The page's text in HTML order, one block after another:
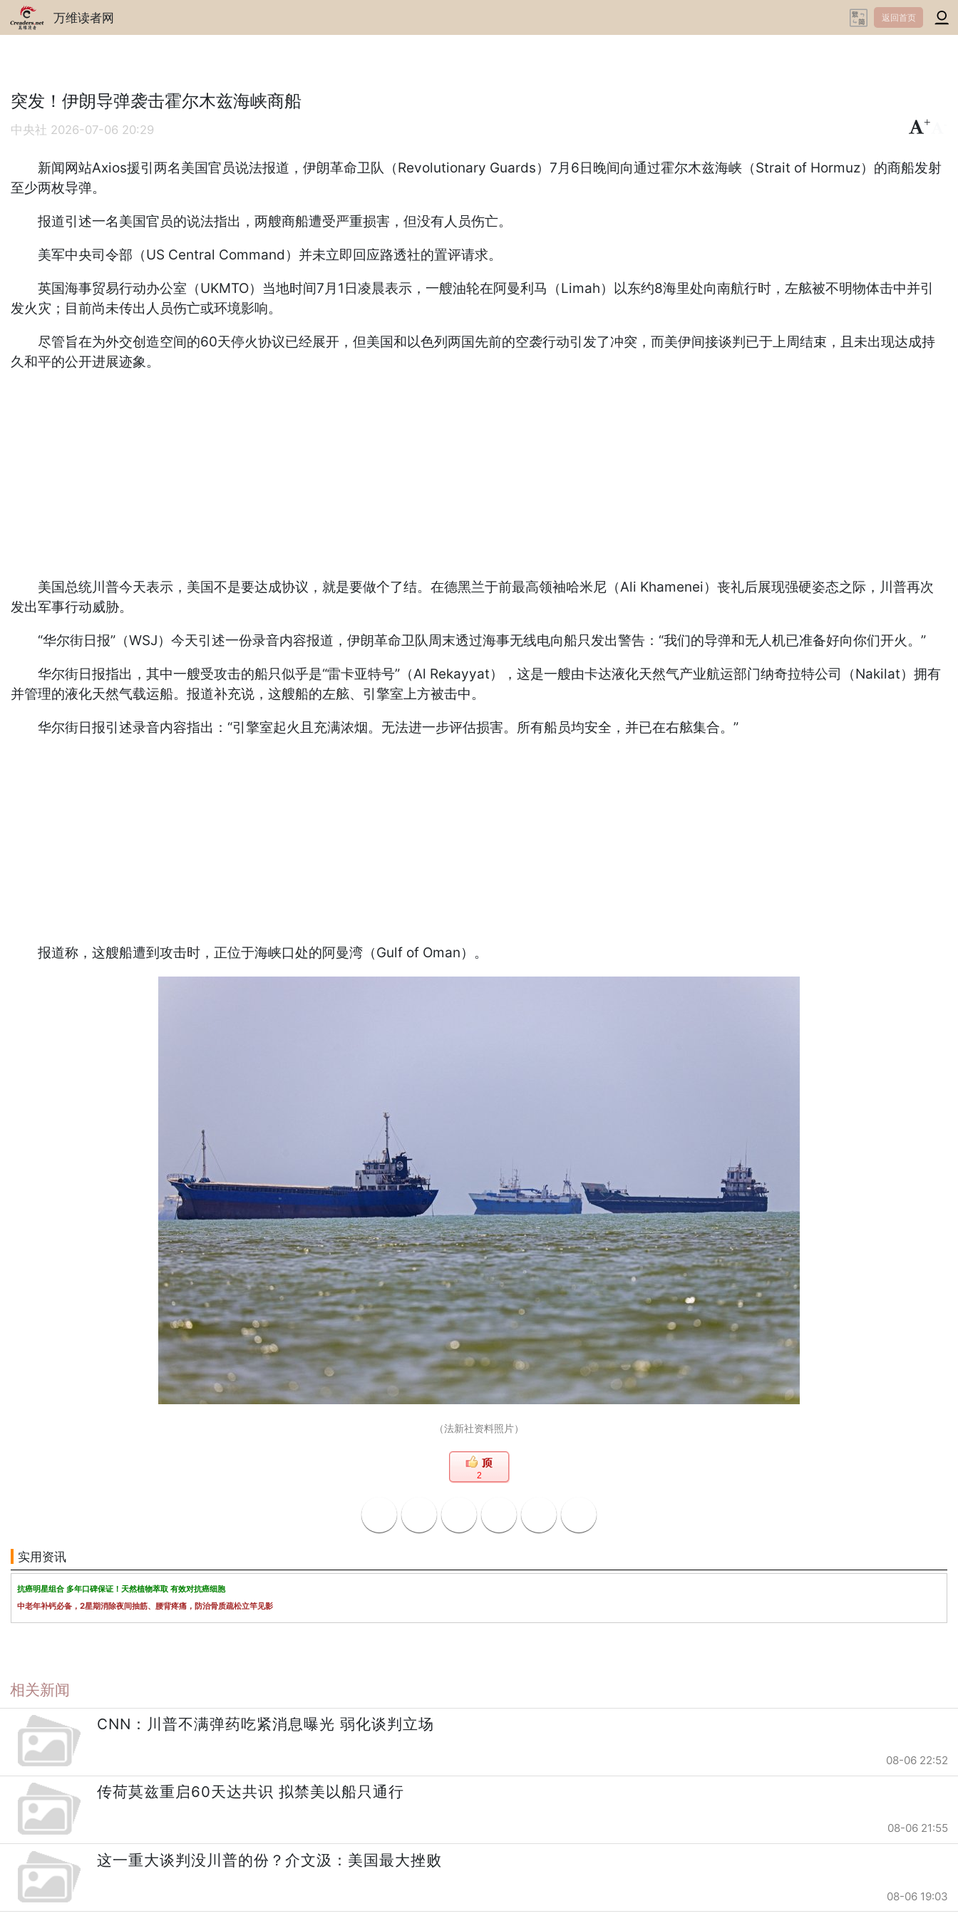
万维读者网 返回首页
突发！伊朗导弹袭击霍尔木兹海峡商船
中央社 2026-07-06 20:29
+
新闻网站Axios援引两名美国官员说法报道，伊朗革命卫队（Revolutionary Guards）7月6日晚间向通过霍尔木兹海峡（Strait of Hormuz）的商船发射
至少两枚导弹。
报道引述一名美国官员的说法指出，两艘商船遭受严重损害，但没有人员伤亡。
美军中央司令部（US Central Command）并未立即回应路透社的置评请求。
英国海事贸易行动办公室（UKMTO）当地时间7月1日凌晨表示，一艘油轮在阿曼利马（Limah）以东约8海里处向南航行时，左舷被不明物体击中并引
发火灾；目前尚未传出人员伤亡或环境影响。
尽管旨在为外交创造空间的60天停火协议已经展开，但美国和以色列两国先前的空袭行动引发了冲突，而美伊间接谈判已于上周结束，且未出现达成持
久和平的公开进展迹象。
美国总统川普今天表示，美国不是要达成协议，就是要做个了结。在德黑兰于前最高领袖哈米尼（Ali Khamenei）丧礼后展现强硬姿态之际，川普再次
发出军事行动威胁。
“华尔街日报”（WSJ）今天引述一份录音内容报道，伊朗革命卫队周末透过海事无线电向船只发出警告：“我们的导弹和无人机已准备好向你们开火。”
华尔街日报指出，其中一艘受攻击的船只似乎是“雷卡亚特号”（Al Rekayyat），这是一艘由卡达液化天然气产业航运部门纳奇拉特公司（Nakilat）拥有
并管理的液化天然气载运船。报道补充说，这艘船的左舷、引擎室上方被击中。
华尔街日报引述录音内容指出：“引擎室起火且充满浓烟。无法进一步评估损害。所有船员均安全，并已在右舷集合。”
报道称，这艘船遭到攻击时，正位于海峡口处的阿曼湾（Gulf of Oman）。
（法新社资料照片）
2
实用资讯
抗癌明星组合 多年口碑保证！天然植物萃取 有效对抗癌细胞
中老年补钙必备，2星期消除夜间抽筋、腰背疼痛，防治骨质疏松立竿见影
相关新闻
CNN：川普不满弹药吃紧消息曝光 弱化谈判立场
08-06 22:52
传荷莫兹重启60天达共识 拟禁美以船只通行
08-06 21:55
这一重大谈判没川普的份？介文汲：美国最大挫败
08-06 19:03